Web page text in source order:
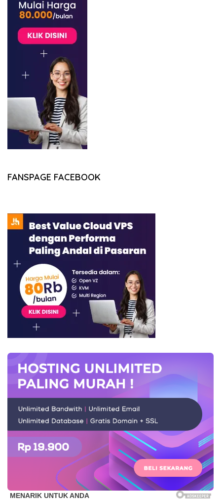
FANSPAGE FACEBOOK